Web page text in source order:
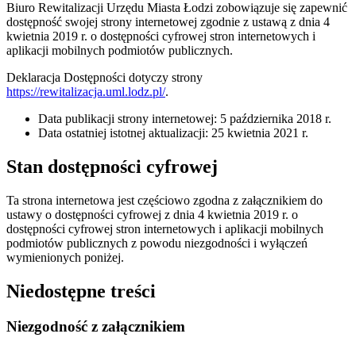
Biuro Rewitalizacji Urzędu Miasta Łodzi zobowiązuje się zapewnić
dostępność swojej strony internetowej zgodnie z ustawą z dnia 4
kwietnia 2019 r. o dostępności cyfrowej stron internetowych i
aplikacji mobilnych podmiotów publicznych.
Deklaracja Dostępności dotyczy strony
https://rewitalizacja.uml.lodz.pl/.
Data publikacji strony internetowej: 5 października 2018 r.
Data ostatniej istotnej aktualizacji: 25 kwietnia 2021 r.
Stan dostępności cyfrowej
Ta strona internetowa jest częściowo zgodna z załącznikiem do
ustawy o dostępności cyfrowej z dnia 4 kwietnia 2019 r. o
dostępności cyfrowej stron internetowych i aplikacji mobilnych
podmiotów publicznych z powodu niezgodności i wyłączeń
wymienionych poniżej.
Niedostępne treści
Niezgodność z załącznikiem